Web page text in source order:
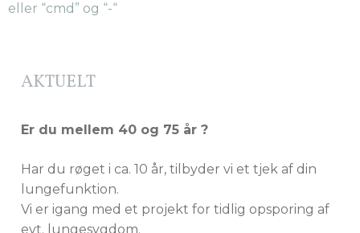
eller “cmd” og “-“
AKTUELT
Er du mellem 40 og 75 år ?
Har du røget i ca. 10 år, tilbyder vi et tjek af din
lungefunktion.
Vi er igang med et projekt for tidlig opsporing af
evt. lungesygdom.